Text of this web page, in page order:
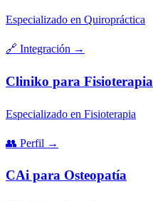
Especializado en Quiropráctica
🔗 Integración →
Cliniko para Fisioterapia
Especializado en Fisioterapia
👥 Perfil →
CAi para Osteopatía